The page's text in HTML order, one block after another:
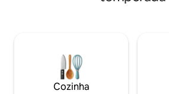
Estacionamento gratuito - Mini Bar
bebidas mediante taxa - Varanda
privativa com vista para a cidade de
- Cama Queen Size com banheiro
Cozinha